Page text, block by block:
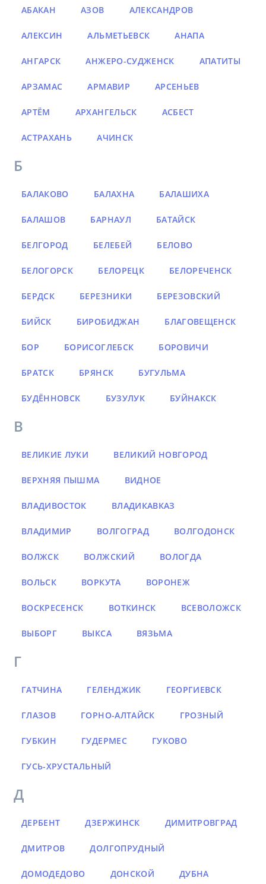
АБАКАН АЗОВ АЛЕКСАНДРОВ
АЛЕКСИН АЛЬМЕТЬЕВСК АНАПА
АНГАРСК АНЖЕРО-СУДЖЕНСК АПАТИТЫ
АРЗАМАС АРМАВИР АРСЕНЬЕВ
АРТЁМ АРХАНГЕЛЬСК АСБЕСТ
АСТРАХАНЬ АЧИНСК
Б
БАЛАКОВО БАЛАХНА БАЛАШИХА
БАЛАШОВ БАРНАУЛ БАТАЙСК
БЕЛГОРОД БЕЛЕБЕЙ БЕЛОВО
БЕЛОГОРСК БЕЛОРЕЦК БЕЛОРЕЧЕНСК
БЕРДСК БЕРЕЗНИКИ БЕРЕЗОВСКИЙ
БИЙСК БИРОБИДЖАН БЛАГОВЕЩЕНСК
БОР БОРИСОГЛЕБСК БОРОВИЧИ
БРАТСК БРЯНСК БУГУЛЬМА
БУДЁННОВСК БУЗУЛУК БУЙНАКСК
В
ВЕЛИКИЕ ЛУКИ ВЕЛИКИЙ НОВГОРОД
ВЕРХНЯЯ ПЫШМА ВИДНОЕ
ВЛАДИВОСТОК ВЛАДИКАВКАЗ
ВЛАДИМИР ВОЛГОГРАД ВОЛГОДОНСК
ВОЛЖСК ВОЛЖСКИЙ ВОЛОГДА
ВОЛЬСК ВОРКУТА ВОРОНЕЖ
ВОСКРЕСЕНСК ВОТКИНСК ВСЕВОЛОЖСК
ВЫБОРГ ВЫКСА ВЯЗЬМА
Г
ГАТЧИНА ГЕЛЕНДЖИК ГЕОРГИЕВСК
ГЛАЗОВ ГОРНО-АЛТАЙСК ГРОЗНЫЙ
ГУБКИН ГУДЕРМЕС ГУКОВО
ГУСЬ-ХРУСТАЛЬНЫЙ
Д
ДЕРБЕНТ ДЗЕРЖИНСК ДИМИТРОВГРАД
ДМИТРОВ ДОЛГОПРУДНЫЙ
ДОМОДЕДОВО ДОНСКОЙ ДУБНА